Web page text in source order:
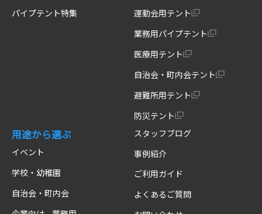
パイプテント特集
運動会用テント
業務用パイプテント
医療用テント
自治会・町内会テント
避難所用テント
防災テント
用途から選ぶ
イベント
学校・幼稚園
自治会・町内会
スタッフブログ
事例紹介
ご利用ガイド
よくあるご質問